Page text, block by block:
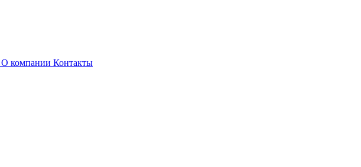
О компании Контакты